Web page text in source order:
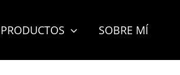
PRODUCTOS SOBRE MÍ